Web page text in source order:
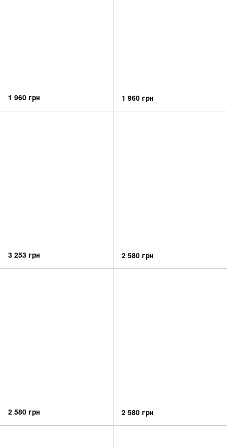
1 960 грн 1 960 грн
3 253 грн 2 580 грн
2 580 грн 2 580 грн